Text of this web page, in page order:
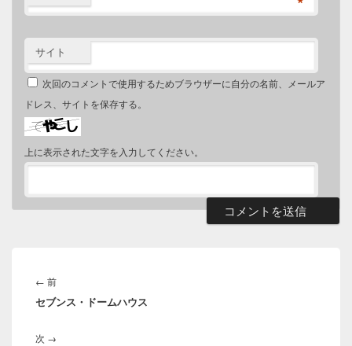
サイト
次回のコメントで使用するためブラウザーに自分の名前、メールア
ドレス、サイトを保存する。
上に表示された文字を入力してください。
稿
ナ
ゲ
← 前前
の
セブンス・ドームハウス
次 →